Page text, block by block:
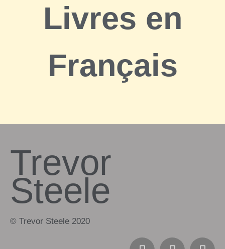
Livres en
Français
Trevor
Steele
© Trevor Steele 2020